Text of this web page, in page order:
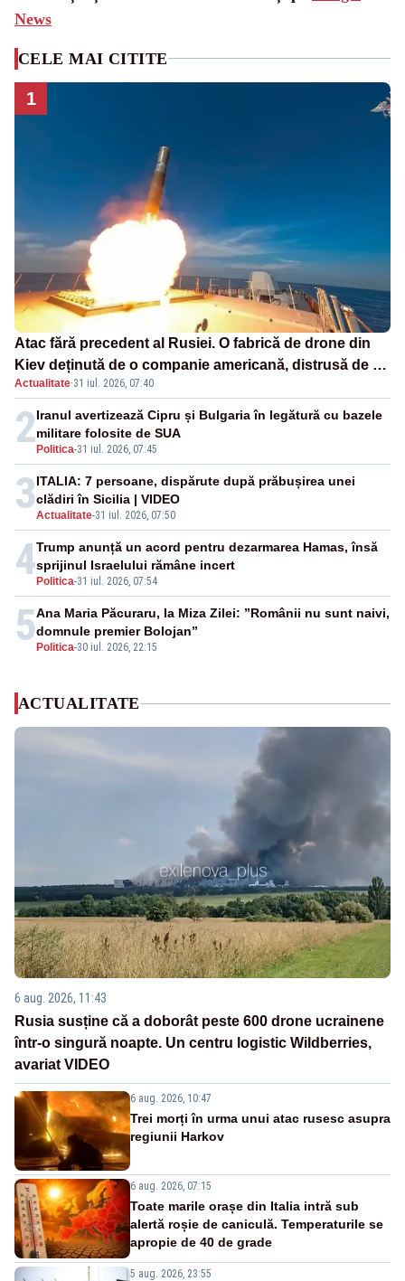
News
CELE MAI CITITE
1
Atac fără precedent al Rusiei. O fabrică de drone din
Kiev deținută de o companie americană, distrusă de o
rachetă rusească
Actualitate·31 iul. 2026, 07:40
2 Politica-31 iul. 2026, 07:45
Iranul avertizează Cipru și Bulgaria în legătură cu bazele
militare folosite de SUA
3Actualitate-31 iul. 2026, 07:50
ITALIA: 7 persoane, dispărute după prăbușirea unei
clădiri în Sicilia | VIDEO
4 Politica-31 iul. 2026, 07:54
Trump anunță un acord pentru dezarmarea Hamas, însă
sprijinul Israelului rămâne incert
5 Politica-30 iul. 2026, 22:15
Ana Maria Păcuraru, la Miza Zilei: ”Românii nu sunt naivi,
domnule premier Bolojan”
ACTUALITATE
6 aug. 2026, 11:43
Rusia susține că a doborât peste 600 drone ucrainene
într-o singură noapte. Un centru logistic Wildberries,
avariat VIDEO
6 aug. 2026, 10:47
Trei morți în urma unui atac rusesc asupra
regiunii Harkov
6 aug. 2026, 07:15
Toate marile orașe din Italia intră sub
alertă roșie de caniculă. Temperaturile se
apropie de 40 de grade
5 aug. 2026, 23:55